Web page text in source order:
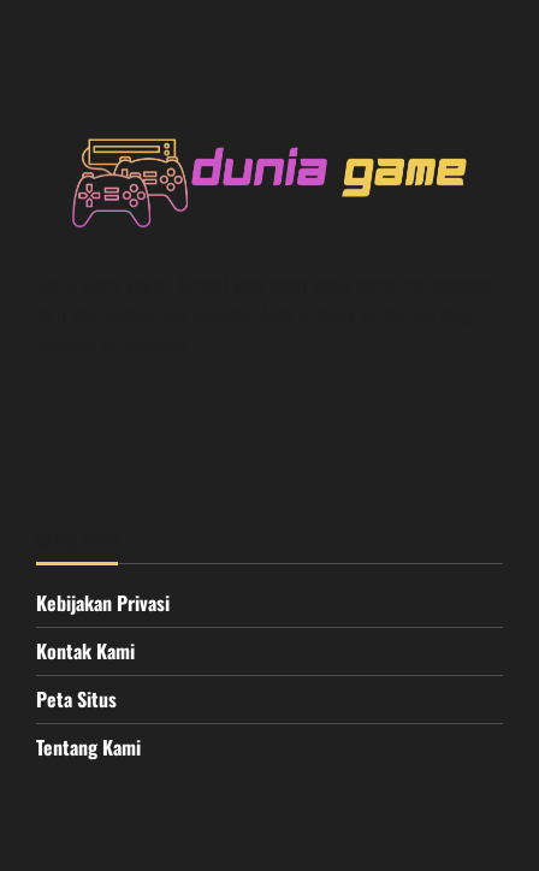
Kebijakan Privasi
Kontak Kami
Peta Situs
Tentang Kami